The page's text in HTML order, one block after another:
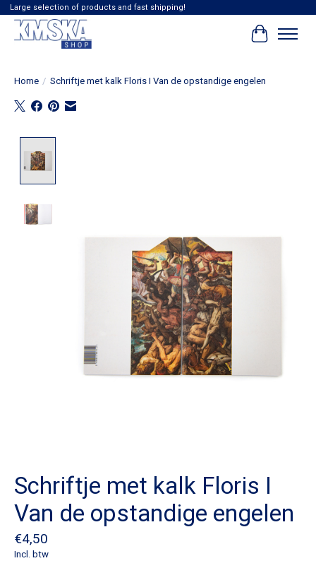
Large selection of products and fast shipping!
Home / Schriftje met kalk Floris I Van de opstandige engelen
Schriftje met kalk Floris I
Van de opstandige engelen
€4,50
Incl. btw